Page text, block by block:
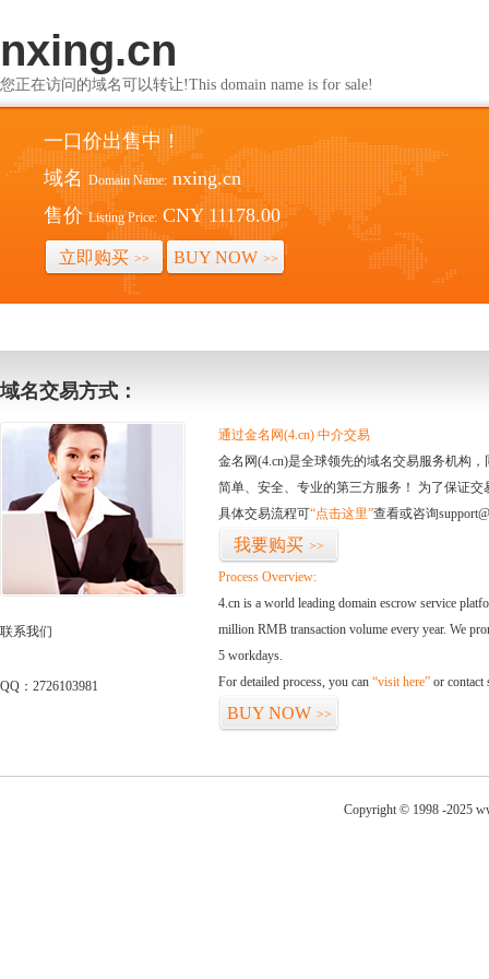
nxing.cn
您正在访问的域名可以转让!This domain name is for sale!
一口价出售中！
域名 Domain Name: nxing.cn
售价 Listing Price: CNY 11178.00
立即购买 >> BUY NOW >>
域名交易方式：
联系我们
QQ：2726103981
通过金名网(4.cn) 中介交易
金名网(4.cn)是全球领先的域名交易服务机构
简单、安全、专业的第三方服务！ 为了保证
具体交易流程可“点击这里”查看或咨询
我要购买 >>
Process Overview:
4.cn is a world leading domain escrow service
million RMB transaction volume every year. We
5 workdays.
For detailed process, you can “visit here” or contact
BUY NOW >>
Copyright © 1998 -2025